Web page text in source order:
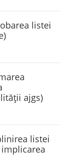
listei
ajgs)
listei